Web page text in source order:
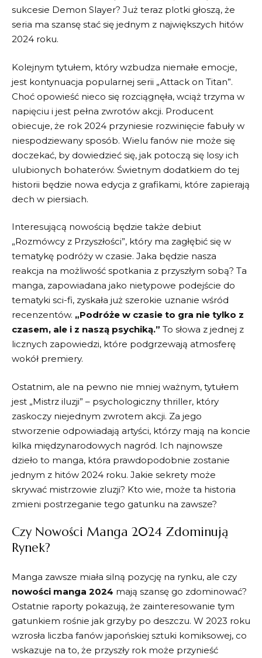
sukcesie​ Demon Slayer? Już teraz plotki głoszą,⁤ że
seria ma szansę stać ‌się jednym⁣ z największych hitów
2024 roku.
Kolejnym tytułem, który wzbudza niemałe emocje,
jest kontynuacja popularnej⁤ serii „Attack⁣ on Titan”.
Choć opowieść nieco się rozciągnęła,⁤ wciąż trzyma⁢ w‍
napięciu i jest pełna⁢ zwrotów ⁤akcji. Producent
‌obiecuje, że rok 2024 ‌przyniesie rozwinięcie‍ fabuły w
niespodziewany sposób. Wielu⁢ fanów nie może ‌się
‌doczekać, by dowiedzieć się, jak potoczą ​się losy ich
ulubionych ‌bohaterów. ​Świetnym dodatkiem do tej
historii będzie​ nowa⁣ edycja z grafikami, które zapierają
dech w piersiach.
Interesującą nowością będzie także debiut
„Rozmówcy z Przyszłości”, ‌który ma zagłębić się⁣ w
tematykę podróży ​w⁣ czasie.⁤ Jaka⁤ będzie nasza
reakcja ⁤na możliwość ⁢spotkania z przyszłym sobą? Ta
⁤manga, zapowiadana jako⁣ nietypowe podejście do
tematyki sci-fi, zyskała już szerokie uznanie ‍wśród
recenzentów. „Podróże w czasie to ⁤gra⁣ nie tylko ‌z
‍czasem,⁤ ale ⁣i z naszą‌ psychiką.” To słowa z jednej z
licznych zapowiedzi, które podgrzewają atmosferę
wokół premiery.
Ostatnim, ale na pewno ⁤nie​ mniej ⁤ważnym,⁤ tytułem
‍jest „Mistrz ​iluzji” ‌– ​psychologiczny thriller,‌ który
zaskoczy ‍niejednym zwrotem ⁣akcji. ⁢Za ⁢jego
stworzenie ⁤odpowiadają ⁤artyści, którzy mają ⁣na koncie
kilka międzynarodowych nagród. Ich najnowsze​
dzieło to manga, która prawdopodobnie zostanie
jednym z hitów 2024 ⁣roku. Jakie sekrety może
skrywać​ mistrzowie zluzji? Kto ‌wie, może ​ta historia
zmieni postrzeganie tego gatunku na zawsze?
Czy ‍Nowości Manga ‌2024 Zdominują
Rynek?
Manga zawsze miała ⁣silną⁢ pozycję na⁢ rynku, ale czy
nowości ⁣manga 2024 ‍mają szansę go ⁣zdominować?
Ostatnie raporty pokazują, że zainteresowanie ​tym
gatunkiem rośnie jak grzyby po deszczu. W⁤ 2023 roku
wzrosła liczba ​fanów japońskiej sztuki komiksowej, co
wskazuje na to, że przyszły rok może przynieść